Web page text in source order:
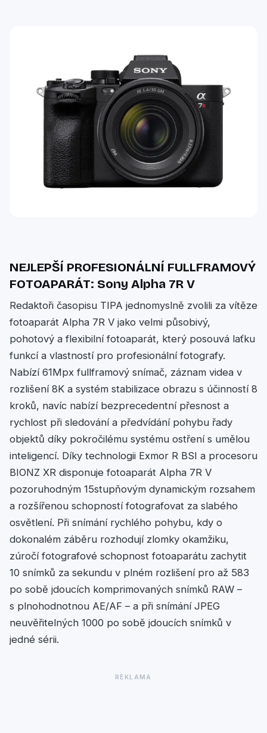
NEJLEPŠÍ PROFESIONÁLNÍ FULLFRAMOVÝ
FOTOAPARÁT: Sony Alpha 7R V
Redaktoři časopisu TIPA jednomyslně zvolili za vítěze
fotoaparát Alpha 7R V jako velmi působivý,
pohotový a flexibilní fotoaparát, který posouvá laťku
funkcí a vlastností pro profesionální fotografy.
Nabízí 61Mpx fullframový snímač, záznam videa v
rozlišení 8K a systém stabilizace obrazu s účinností 8
kroků, navíc nabízí bezprecedentní přesnost a
rychlost při sledování a předvídání pohybu řady
objektů díky pokročilému systému ostření s umělou
inteligencí. Díky technologii Exmor R BSI a procesoru
BIONZ XR disponuje fotoaparát Alpha 7R V
pozoruhodným 15stupňovým dynamickým rozsahem
a rozšířenou schopností fotografovat za slabého
osvětlení. Při snímání rychlého pohybu, kdy o
dokonalém záběru rozhodují zlomky okamžiku,
zúročí fotografové schopnost fotoaparátu zachytit
10 snímků za sekundu v plném rozlišení pro až 583
po sobě jdoucích komprimovaných snímků RAW –
s plnohodnotnou AE/AF – a při snímání JPEG
neuvěřitelných 1000 po sobě jdoucích snímků v
jedné sérii.